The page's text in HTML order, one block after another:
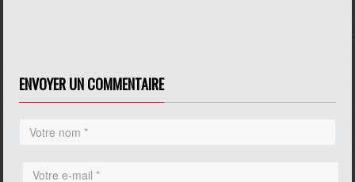
ENVOYER UN COMMENTAIRE